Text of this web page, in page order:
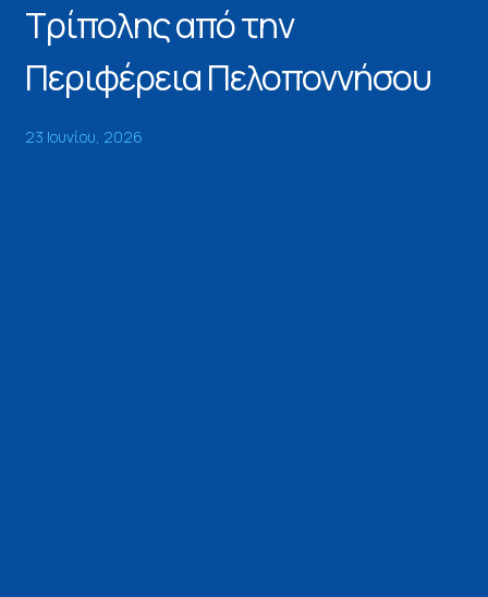
Τρίπολης από την
Περιφέρεια Πελοποννήσου
23 Ιουνίου, 2026